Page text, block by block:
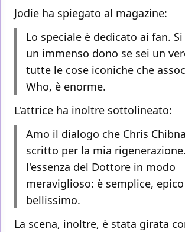
Jodie ha spiegato al magazine:
Lo speciale è dedicato ai fan.
un immenso dono se sei un
tutte le cose iconiche che
Who, è enorme.
L'attrice ha inoltre sottolineato:
Amo il dialogo che Chris
scritto per la mia
l'essenza del Dottore in modo
meraviglioso: è semplice,
bellissimo.
La scena, inoltre, è stata girata